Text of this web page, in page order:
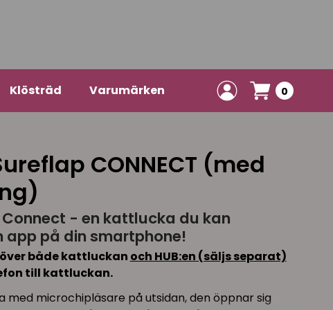
Klösträd Varumärken 0
CONNECT (med
- en kattlucka du kan
app på din smartphone!
både kattluckan och HUB:en (säljs separat)
till kattluckan.
med microchipläsare på utsidan, den öppnar sig